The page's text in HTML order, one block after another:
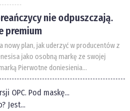
nie odpuszczają.
premium
nowy plan, jak uderzyć w producentów z
jako osobną markę ze swojej
Pierwotne doniesienia...
OPC. Pod maskę...
Jest...